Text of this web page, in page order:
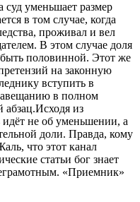
суд уменьшает размер
в том случае, когда
проживал и вел
В этом случае доля
половинной. Этот же
на законную
вступить в
в полном
из
идёт не об уменьшении, а
доли. Правда, кому
что этот канал
статьи бог знает
«Приемник»